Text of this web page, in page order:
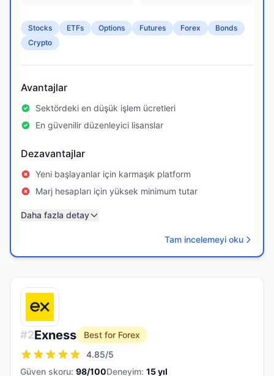
Stocks ETFs Options Futures Forex
Bonds
Crypto
Avantajlar
Sektördeki en düşük işlem ücretleri
En güvenilir düzenleyici lisanslar
Dezavantajlar
Yeni başlayanlar için karmaşık platform
Marj hesapları için yüksek minimum tutar
Daha fazla detay
Tam incelemeyi oku
#2Exness
Best for Forex
4.85/5
Güven skoru: 98/100Deneyim: 15yıl